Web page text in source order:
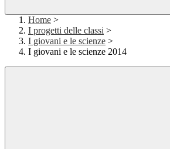
Home >
I progetti delle classi >
I giovani e le scienze >
I giovani e le scienze 2014